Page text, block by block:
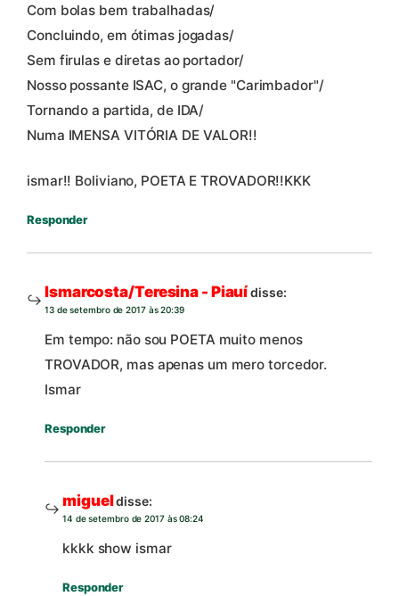
Com bolas bem trabalhadas/
Concluindo, em ótimas jogadas/
Sem firulas e diretas ao portador/
Nosso possante ISAC, o grande "Carimbador"/
Tornando a partida, de IDA/
Numa IMENSA VITÓRIA DE VALOR!!
ismar!! Boliviano, POETA E TROVADOR!!KKK
Responder
Ismarcosta/Teresina - Piauídisse:
13 de setembro de 2017 às 20:39
Em tempo: não sou POETA muito menos
TROVADOR, mas apenas um mero torcedor.
Ismar
Responder
migueldisse:
14 de setembro de 2017 às 08:24
kkkk show ismar
Responder